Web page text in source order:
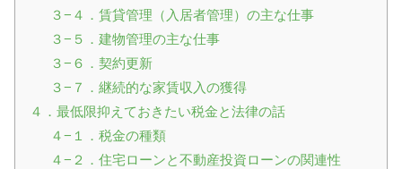
３−４．賃貸管理（入居者管理）の主な仕事
３−５．建物管理の主な仕事
３−６．契約更新
３−７．継続的な家賃収入の獲得
４．最低限抑えておきたい税金と法律の話
４−１．税金の種類
４−２．住宅ローンと不動産投資ローンの関連性